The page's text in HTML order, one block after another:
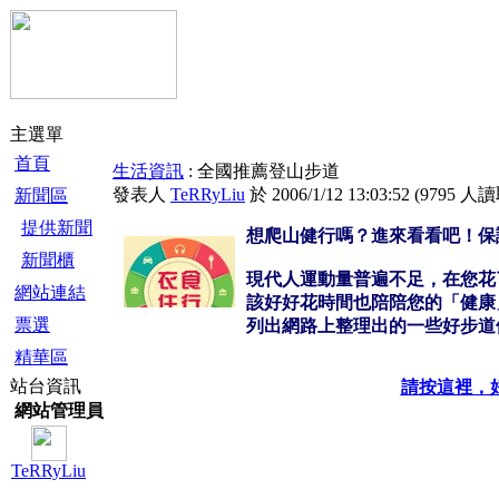
主選單
首頁
新聞區
提供新聞
新聞櫃
網站連結
票選
精華區
站台資訊
網站管理員
TeRRyLiu
生活資訊 : 全國推薦登山步道
發表人 TeRRyLiu 於 2006/1/12 13:03:52 (9795 人
想爬山健行嗎？進來看看吧！
現代人運動量普遍不足，在您
該好好花時間也陪陪您的「健
列出網路上整理出的一些好步
請按這裡，